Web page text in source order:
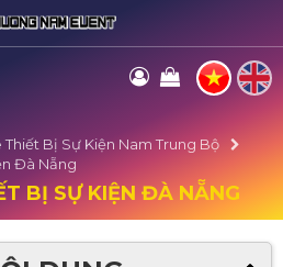
Thiết Bị Sự Kiện Nam Trung Bộ
Đà Nẵng
BỊ SỰ KIỆN ĐÀ NẴNG